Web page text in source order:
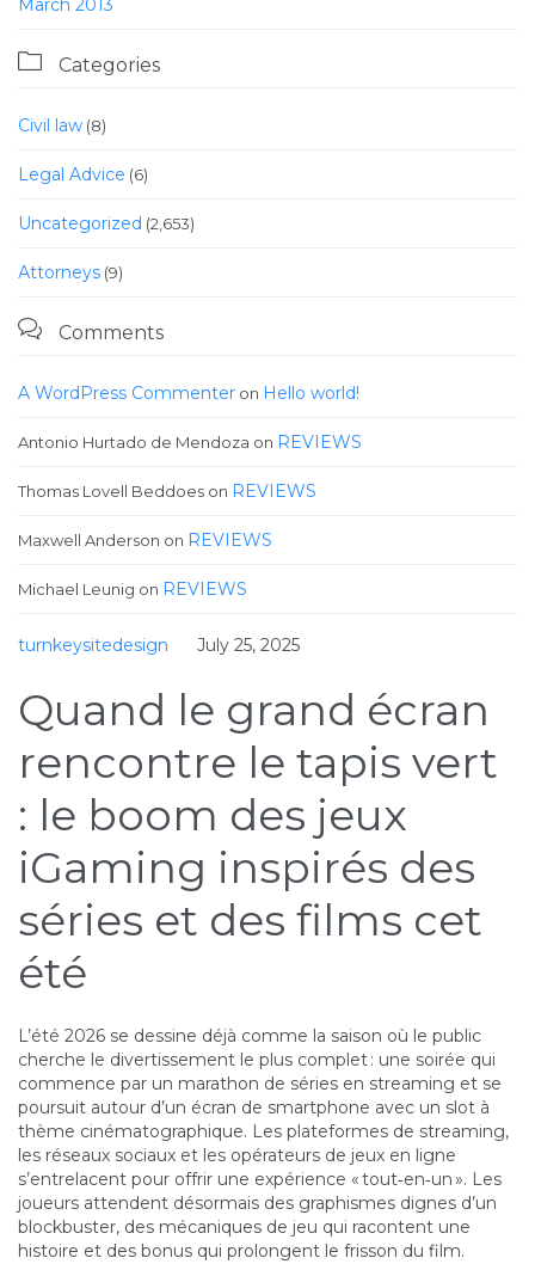
March 2013
 Categories
Civil law (8)
Legal Advice (6)
Uncategorized (2,653)
Аttorneys (9)
 Comments
A WordPress Commenter on Hello world!
Antonio Hurtado de Mendoza on REVIEWS
Thomas Lovell Beddoes on REVIEWS
Maxwell Anderson on REVIEWS
Michael Leunig on REVIEWS
turnkeysitedesign July 25, 2025
Quand le grand écran
rencontre le tapis vert
: le boom des jeux
iGaming inspirés des
séries et des films cet
été
L’été 2026 se dessine déjà comme la saison où le public
cherche le divertissement le plus complet : une soirée qui
commence par un marathon de séries en streaming et se
poursuit autour d’un écran de smartphone avec un slot à
thème cinématographique. Les plateformes de streaming,
les réseaux sociaux et les opérateurs de jeux en ligne
s’entrelacent pour offrir une expérience « tout‑en‑un ». Les
joueurs attendent désormais des graphismes dignes d’un
blockbuster, des mécaniques de jeu qui racontent une
histoire et des bonus qui prolongent le frisson du film.